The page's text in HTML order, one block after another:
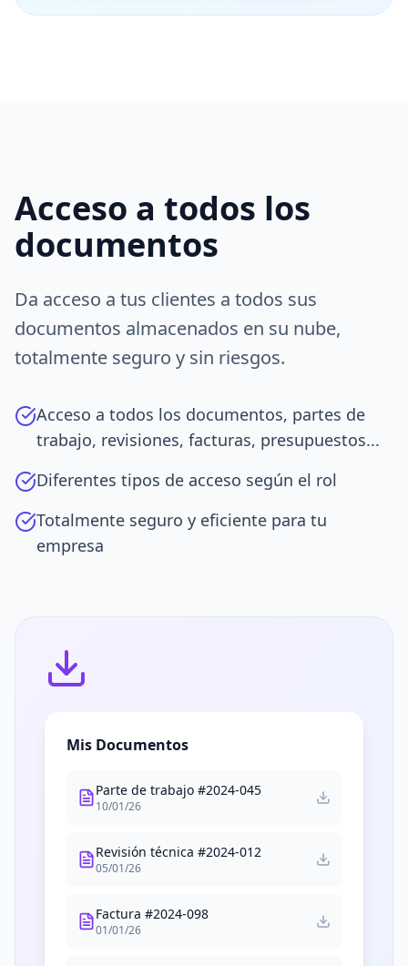
Acceso a todos los
documentos
Da acceso a tus clientes a todos sus
documentos almacenados en su nube,
totalmente seguro y sin riesgos.
Acceso a todos los documentos, partes de
trabajo, revisiones, facturas, presupuestos...
Diferentes tipos de acceso según el rol
Totalmente seguro y eficiente para tu
empresa
Mis Documentos
Parte de trabajo #2024-045
10/01/26
Revisión técnica #2024-012
05/01/26
Factura #2024-098
01/01/26